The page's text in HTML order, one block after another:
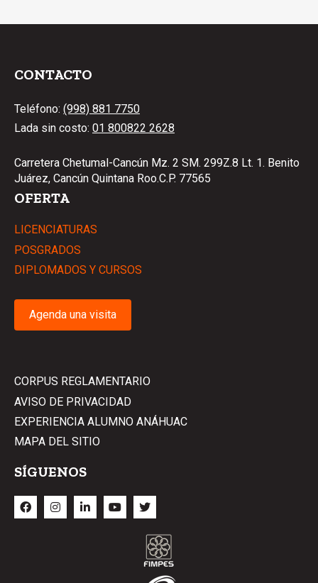
CONTACTO
Teléfono: (998) 881 7750
Lada sin costo: 01 800822 2628
Carretera Chetumal-Cancún Mz. 2 SM. 299Z.8 Lt. 1. Benito
Juárez, Cancún Quintana Roo.C.P. 77565
OFERTA
LICENCIATURAS
POSGRADOS
DIPLOMADOS Y CURSOS
Agenda una visita
CORPUS REGLAMENTARIO
AVISO DE PRIVACIDAD
EXPERIENCIA ALUMNO ANÁHUAC
MAPA DEL SITIO
SÍGUENOS